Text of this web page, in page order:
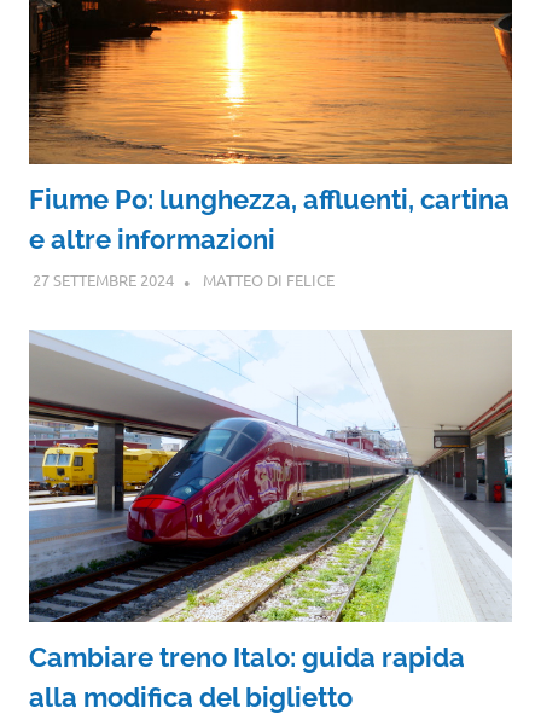
Fiume Po: lunghezza, affluenti, cartina
e altre informazioni
27 SETTEMBRE 2024 MATTEO DI FELICE
Cambiare treno Italo: guida rapida
alla modifica del biglietto